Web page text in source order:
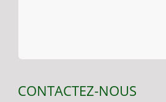
CONTACTEZ-NOUS